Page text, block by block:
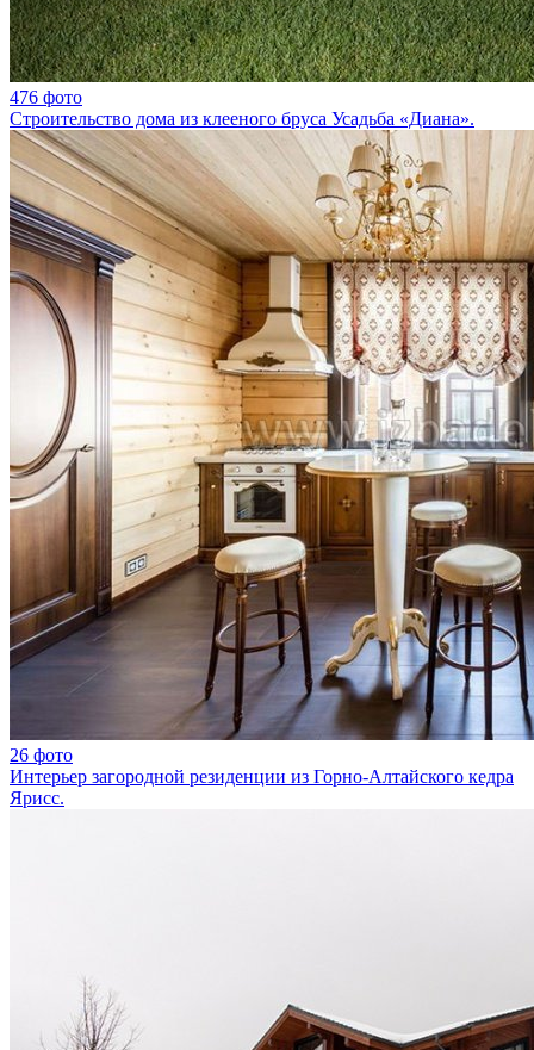
476 фото
Строительство дома из клееного бруса Усадьба «Диана».
26 фото
Интерьер загородной резиденции из Горно-Алтайского кедра
Ярисс.